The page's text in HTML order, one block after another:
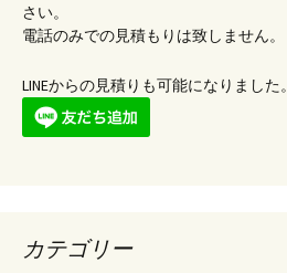
さい。
電話のみでの見積もりは致しません。
LINEからの見積りも可能になりました。
カテゴリー